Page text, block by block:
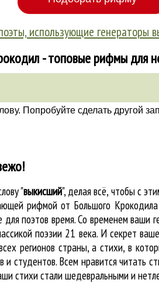
использующие генераторы
- топовые рифмы для
Попробуйте сделать другой
"выкисший", делая всё, чтобы с
рифмой от Большого
поэтов время. Со временем ваши
поэзии 21 века. И секрет
регионов страны, а стихи, в
студентов. Всем нравится читать
стихи стали шедевральными и